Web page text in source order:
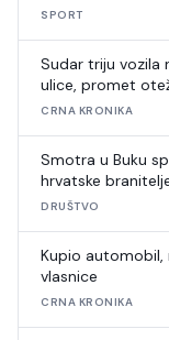
SPORT
Sudar triju vozila
ulice, promet
CRNA KRONIKA
Smotra u Buku
hrvatske
DRUŠTVO
Kupio
vlasnice
CRNA KRONIKA